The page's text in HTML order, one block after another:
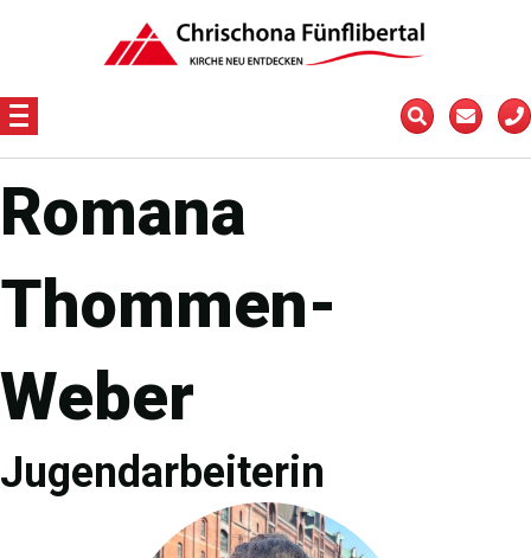
Romana
Thommen-
Weber
Jugendarbeiterin